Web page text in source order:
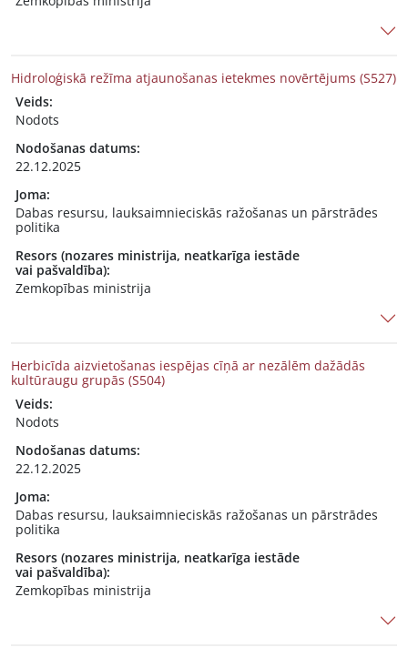
Hidroloģiskā režīma atjaunošanas ietekmes novērtējums (S527)
Veids:
Nodots
Nodošanas datums:
22.12.2025
Joma:
Dabas resursu, lauksaimnieciskās ražošanas un pārstrādes
politika
Resors (nozares ministrija, neatkarīga iestāde
vai pašvaldība):
Zemkopības ministrija
Herbicīda aizvietošanas iespējas cīņā ar nezālēm dažādās
kultūraugu grupās (S504)
Veids:
Nodots
Nodošanas datums:
22.12.2025
Joma:
Dabas resursu, lauksaimnieciskās ražošanas un pārstrādes
politika
Resors (nozares ministrija, neatkarīga iestāde
vai pašvaldība):
Zemkopības ministrija